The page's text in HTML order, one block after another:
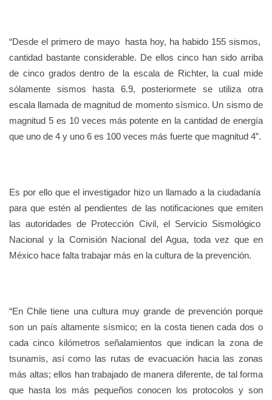
“Desde el primero de mayo hasta hoy, ha habido 155 sismos,
cantidad bastante considerable. De ellos cinco han sido arriba
de cinco grados dentro de la escala de Richter, la cual mide
sólamente sismos hasta 6.9, posteriormete se utiliza otra
escala llamada de magnitud de momento sísmico. Un sismo de
magnitud 5 es 10 veces más potente en la cantidad de energía
que uno de 4 y uno 6 es 100 veces más fuerte que magnitud 4”.
Es por ello que el investigador hizo un llamado a la ciudadanía
para que estén al pendientes de las notificaciones que emiten
las autoridades de Protección Civil, el Servicio Sismológico
Nacional y la Comisión Nacional del Agua, toda vez que en
México hace falta trabajar más en la cultura de la prevención.
“En Chile tiene una cultura muy grande de prevención porque
son un país altamente sísmico; en la costa tienen cada dos o
cada cinco kilómetros señalamientos que indican la zona de
tsunamis, así como las rutas de evacuación hacia las zonas
más altas; ellos han trabajado de manera diferente, de tal forma
que hasta los más pequeños conocen los protocolos y son